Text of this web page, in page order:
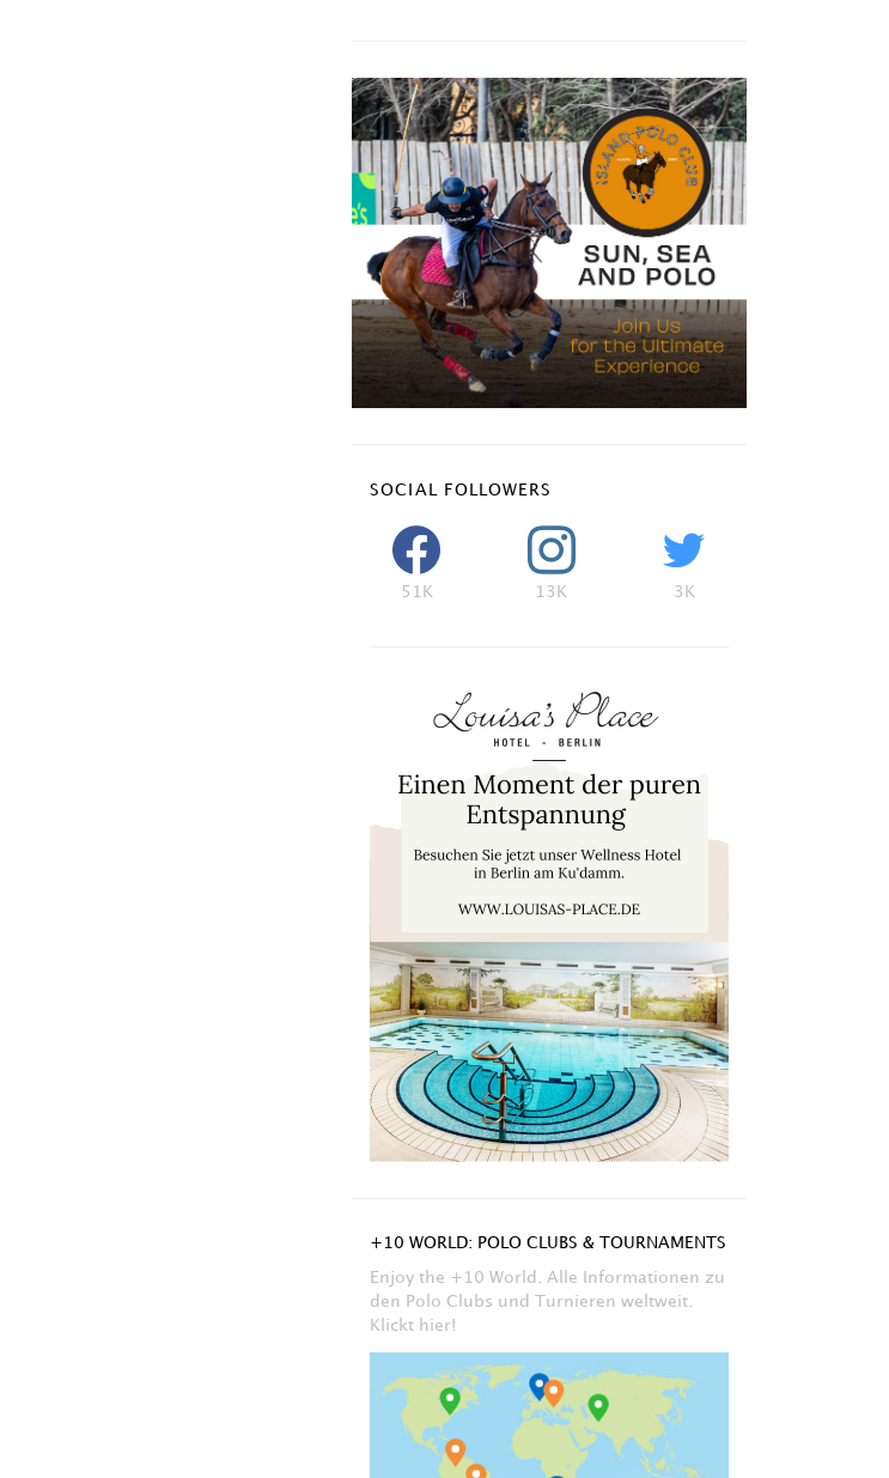
SOCIAL FOLLOWERS
51K 13K 3K
+10 WORLD: POLO CLUBS & TOURNAMENTS
Enjoy the +10 World. Alle Informationen zu
den Polo Clubs und Turnieren weltweit.
Klickt hier!